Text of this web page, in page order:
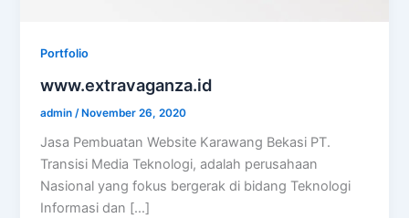
Portfolio
www.extravaganza.id
admin /November 26, 2020
Jasa Pembuatan Website Karawang Bekasi PT.
Transisi Media Teknologi, adalah perusahaan
Nasional yang fokus bergerak di bidang Teknologi
Informasi dan […]